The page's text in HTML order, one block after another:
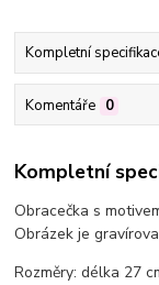
Kompletní
Komentáře 0
Kompletní
Obracečka s
Obrázek je
Rozměry: délka 27